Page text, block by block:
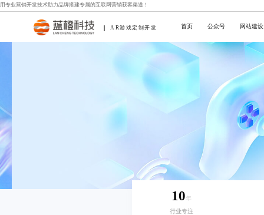
用专业营销开发技术助力品牌搭建专属的互联网营销获客渠道！
AR游戏定制开发 首页 公众号 网站建设
10年
行业专注